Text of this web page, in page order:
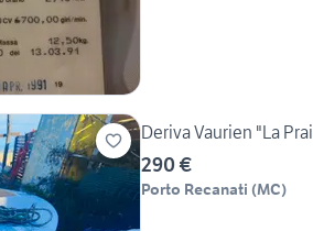
Deriva Vaurien "La
290 €
Porto Recanati (MC)